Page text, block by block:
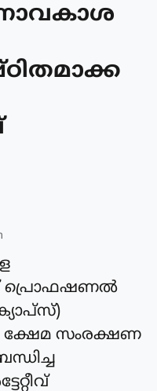
പ്രൊഫഷണൽ
ക്ഷേമ സംരക്ഷണ